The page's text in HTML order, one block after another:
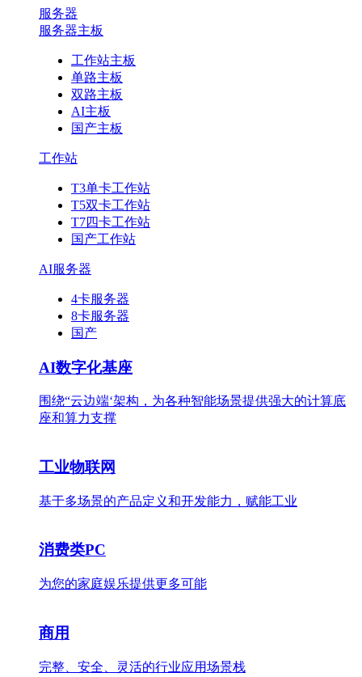
服务器
服务器主板
工作站主板
单路主板
双路主板
AI主板
国产主板
工作站
T3单卡工作站
T5双卡工作站
T7四卡工作站
国产工作站
AI服务器
4卡服务器
8卡服务器
国产
AI数字化基座
围绕“云边端‘架构，为各种智能场景提供强大的计算底
座和算力支撑
工业物联网
基于多场景的产品定义和开发能力，赋能工业
消费类PC
为您的家庭娱乐提供更多可能
商用
完整、安全、灵活的行业应用场景栈